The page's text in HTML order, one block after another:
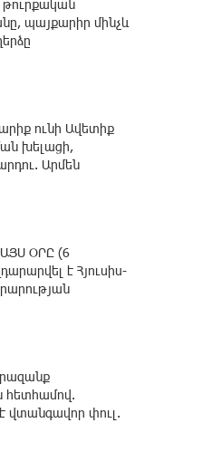
թուրքական
պայքարիր մինչև
ունի Ավետիք
խելացի,
Արմեն
ՕՐԸ (6
է Հյուսիս-
հետհամով.
վտանգավոր փուլ.